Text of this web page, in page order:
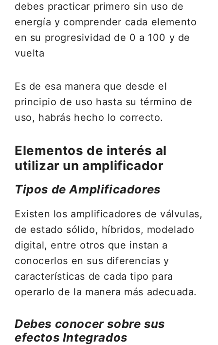
debes practicar primero sin uso de
energía y comprender cada elemento
en su progresividad de 0 a 100 y de
vuelta
Es de esa manera que desde el
principio de uso hasta su término de
uso, habrás hecho lo correcto.
Elementos de interés al
utilizar un amplificador
Tipos de Amplificadores
Existen los amplificadores de válvulas,
de estado sólido, híbridos, modelado
digital, entre otros que instan a
conocerlos en sus diferencias y
características de cada tipo para
operarlo de la manera más adecuada.
Debes conocer sobre sus
efectos Integrados